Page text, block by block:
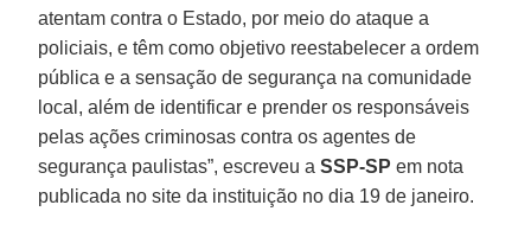
atentam contra o Estado, por meio do ataque a
policiais, e têm como objetivo reestabelecer a ordem
pública e a sensação de segurança na comunidade
local, além de identificar e prender os responsáveis
pelas ações criminosas contra os agentes de
segurança paulistas”, escreveu a SSP-SP em nota
publicada no site da instituição no dia 19 de janeiro.